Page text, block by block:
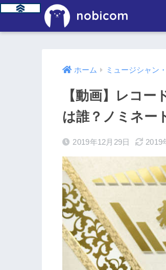
nobicom
ホーム ミュージシャン
【動画】レコー
は誰？ノミネー
2019年12月29日 2019